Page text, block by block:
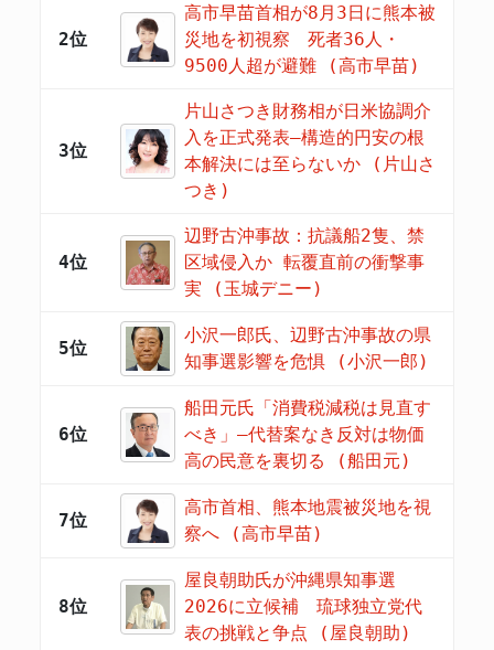
2位
高市早苗首相が8月3日に熊本被
災地を初視察 死者36人・
9500人超が避難 (高市早苗)
3位
片山さつき財務相が日米協調介
入を正式発表―構造的円安の根
本解決には至らないか (片山さ
つき)
4位
辺野古沖事故：抗議船2隻、禁
区域侵入か 転覆直前の衝撃事
実 (玉城デニー)
5位
小沢一郎氏、辺野古沖事故の県
知事選影響を危惧 (小沢一郎)
6位
船田元氏「消費税減税は見直す
べき」―代替案なき反対は物価
高の民意を裏切る (船田元)
7位
高市首相、熊本地震被災地を視
察へ (高市早苗)
8位
屋良朝助氏が沖縄県知事選
2026に立候補 琉球独立党代
表の挑戦と争点 (屋良朝助)